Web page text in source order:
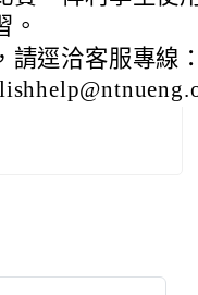
。
請逕洽客服專線